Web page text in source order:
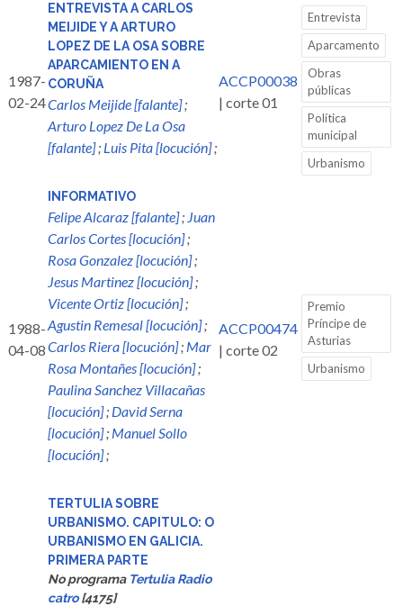
1987-
02-24
ENTREVISTA A CARLOS
MEIJIDE Y A ARTURO
LOPEZ DE LA OSA SOBRE
APARCAMIENTO EN A
CORUÑA
Carlos Meijide [falante];
Arturo Lopez De La Osa
[falante]; Luis Pita [locución];
ACCP00038
| corte 01
Entrevista
Aparcamento
Obras
públicas
Política
municipal
Urbanismo
1988-
04-08
INFORMATIVO
Felipe Alcaraz [falante]; Juan
Carlos Cortes [locución];
Rosa Gonzalez [locución];
Jesus Martinez [locución];
Vicente Ortiz [locución];
Agustin Remesal [locución];
Carlos Riera [locución]; Mar
Rosa Montañes [locución];
Paulina Sanchez Villacañas
[locución]; David Serna
[locución]; Manuel Sollo
[locución];
ACCP00474
| corte 02
Premio
Príncipe de
Asturias
Urbanismo
TERTULIA SOBRE
URBANISMO. CAPITULO: O
URBANISMO EN GALICIA.
PRIMERA PARTE
No programa Tertulia Radio
catro[4175]